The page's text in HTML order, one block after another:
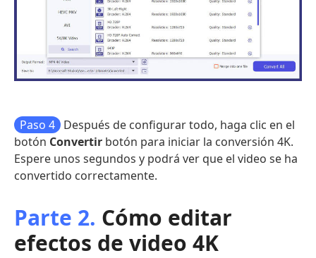
Paso 4 Después de configurar todo, haga clic en el
botón Convertir botón para iniciar la conversión 4K.
Espere unos segundos y podrá ver que el video se ha
convertido correctamente.
Parte 2. Cómo editar
efectos de video 4K